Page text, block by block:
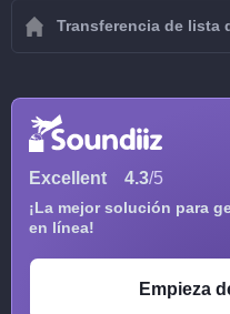
Transferencia de lista
Excellent 4.3/5
¡La mejor solución para
en línea!
Empieza